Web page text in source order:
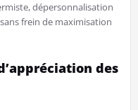
dépersonnalisation
frein de maximisation
des